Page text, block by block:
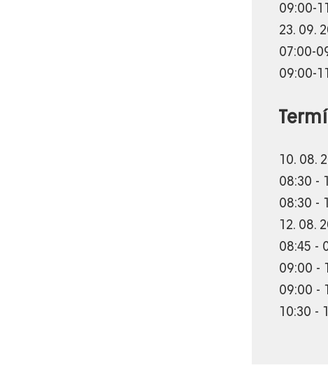
09:00-
23. 09.
07:00-
09:00-
10. 08.
08:30 -
08:30 -
12. 08.
08:45 -
09:00 -
09:00 -
10:30 -